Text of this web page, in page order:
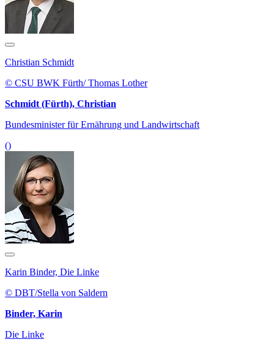
Christian Schmidt
© CSU BWK Fürth/ Thomas Lother
Schmidt (Fürth), Christian
Bundesminister für Ernährung und Landwirtschaft
()
Karin Binder, Die Linke
© DBT/Stella von Saldern
Binder, Karin
Die Linke